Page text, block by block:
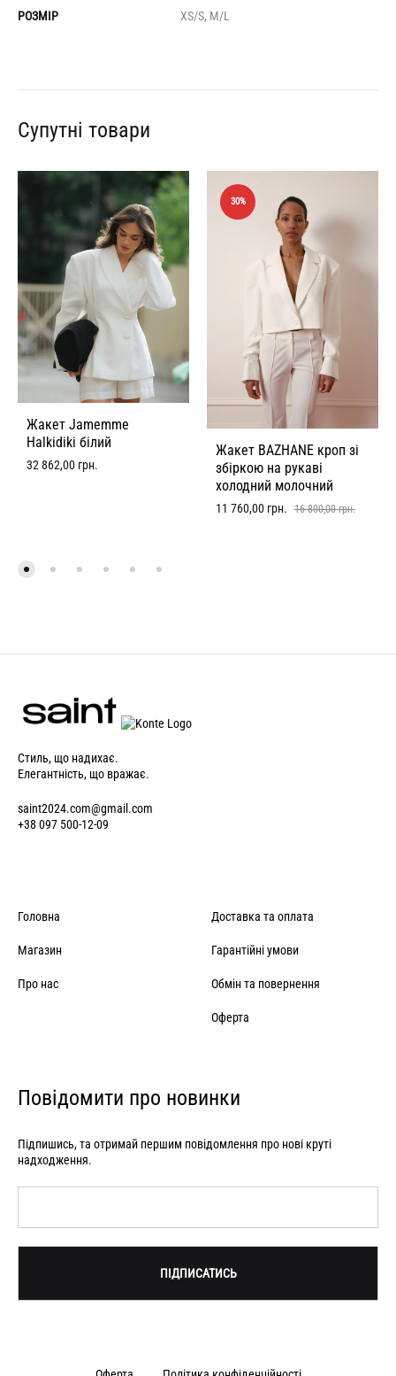
РОЗМІР XS/S, M/L
Супутні товари
Жакет Jamemme
Halkidiki білий
32 862,00 грн.
30%
Жакет BAZHANE кроп зі
збіркою на рукаві
холодний молочний
11 760,00 грн. 16 800,00грн.
Стиль, що надихає.
Елегантність, що вражає.
saint2024.com@gmail.com
+38 097 500-12-09
Головна
Магазин
Про нас
Доставка та оплата
Гарантійні умови
Обмін та повернення
Оферта
Повідомити про новинки
Підпишись, та отримай першим повідомлення про нові круті
надходження.